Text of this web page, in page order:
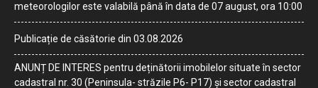
meteorologilor este valabilă până în data de 07 august, ora 10:00
Publicație de căsătorie din 03.08.2026
ANUNȚ DE INTERES pentru deținătorii imobilelor situate în sector
cadastral nr. 30 (Peninsula- străzile P6- P17) și sector cadastral